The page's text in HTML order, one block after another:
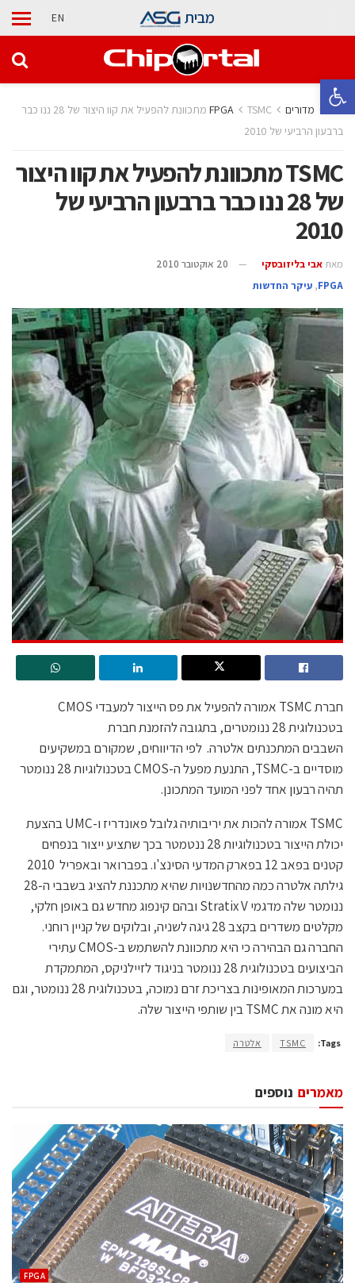
פתח סרגל נגישות
מבית EN
בית מדורים
TSMC מתכוונת להפעיל את קוו היצור של 28 ננו כבר
ברבעון הרביעי של 2010
TSMC מתכוונת להפעיל את קוו היצור
של 28 ננו כבר ברבעון הרביעי של
2010
מאת אבי בליזובסקי
20 אוקטובר 2010
‫‪FPGA‬‬
, עיקר החדשות
חברת TSMC אמורה להפעיל את פס הייצור למעבדי CMOS
בטכנולוגית 28 ננומטרים, בתגובה להזמנת חברת
השבבים המתכנתים אלטרה. לפי הדיווחים, שמקורם במשקיעים
מוסדיים ב-TSMC, התנעת מפעל ה-CMOS בטכנולוגיות 28 ננומטר
תהיה רבעון אחד לפני המועד המתכונן.
TSMC אמורה להכות את יריבותיה גלובל פאונדריז ו-UMC בהצעת
יכולת הייצור בטכנולוגיות 28 ננטמטר בכך שתציע ייצור בנפחים
קטנים בפאב 12 בפארק המדעי הסינצ'ו. בפברואר ובאפריל 2010
גילתה אלטרה כמה מהחדשנויות שהיא מתכננת להציג בשבבי ה-28
ננומטר שלה מדגמי Stratix V ובהם קינפוג מחדש גם באופן חלקי,
מקלטים משדרים בקצב 28 גיגה לשניה, ובלוקים של קניין רוחני.
החברה גם הבהירה כי היא מתכוונת להשתמש ב-CMOS עתירי
הביצועים בטכנולוגית 28 ננומטר בניגוד לזיילניקס, המתמקדת
במערכות המאופינות בצריכת זרם נמוכה, בטכנולוגית 28 ננומטר, וגם
היא מונה את TSMC בין שותפי הייצור שלה.
Tags:
TSMC אלטרה
נוספים מאמרים
‫‪FPGA‬‬